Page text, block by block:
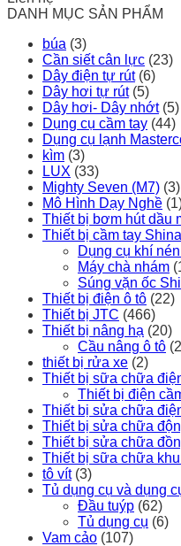
DANH MỤC SẢN PHẨM
búa (3)
Cần siết cân lực (23)
Dây điện tự rút (6)
Dây hơi tự rút (5)
Dây hơi- Dây nhớt (5)
Dụng cụ cầm tay (44)
Dụng cụ lạnh
kìm (3)
LUX (33)
Mighty Seven (M7) (3)
Mô Hình Dạy Nghề
Thiết bị bơm hút dầu
Thiết bị cầm tay
Dụng cụ khí
Máy chà nhám
Súng vặn ốc
Thiết bị điện ô tô (22)
Thiết bị JTC (466)
Thiết bị nâng hạ (20)
Cầu nâng ô tô
thiết bị rửa xe (2)
Thiết bị sữa chữa
Thiết bị điện
Thiết bị sửa chữa
Thiết bị sửa chữa
Thiết bị sửa chữa
Thiết bị sữa chữa
tô vít (3)
Tủ dụng cụ và dụng
Đầu tuýp (62)
Tủ dụng cụ (6)
Vam cảo (107)